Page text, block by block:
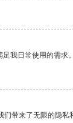
我日常使用的需求。
带来了无限的隐私